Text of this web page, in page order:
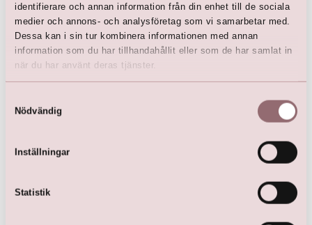
identifierare och annan information från din enhet till de sociala
medier och annons- och analysföretag som vi samarbetar med.
Dessa kan i sin tur kombinera informationen med annan
information som du har tillhandahållit eller som de har samlat in
när du har använt deras tjänster.
Nödvändig
Inställningar
Statistik
(kräm)